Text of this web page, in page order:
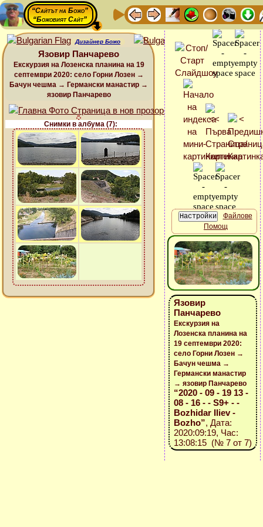
“Сайтът на Божо”
“Божовият Сайт”
Дизайнер Божо
Язовир Панчарево
Екскурзия на Лозенска планина на 19
септември 2020: село Горни Лозен →
Бачун чешма → Германски манастир →
язовир Панчарево
Снимки в албума (7):
Файлове
Помощ
Язовир
Панчарево
Екскурзия на
Лозенска планина на
19 септември 2020:
село Горни Лозен →
Бачун чешма →
Германски манастир
→ язовир Панчарево
“2020 - 09 - 19 13 -
08 - 16 - - S9+ - -
Bozhidar Iliev -
Bozho”, Дата:
2020:09:19, Час:
13:08:15 (№ 7 от 7)